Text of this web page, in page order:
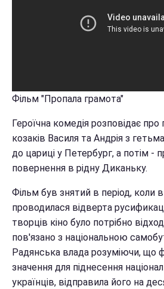
Фільм "Пропала грамота"
Героїчна комедія розповідає
козаків Василя та Андрія з
до цариці у Петербург, а потім -
повернення в рідну Диканьку.
Фільм був знятий в період, коли
проводилася відверта
творців кіно було потрібно
пов'язано з національною
Радянська влада розуміючи, що
значення для піднесення
українців, відправила його на